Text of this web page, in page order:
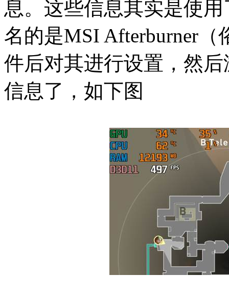
息。这些信息其实是使
名的是MSI Afterburner
件后对其进行设置，然
信息了，如下图